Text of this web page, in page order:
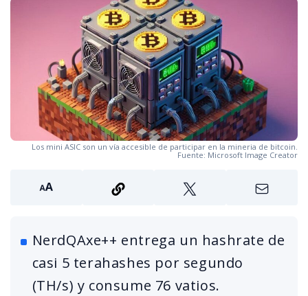
Los mini ASIC son un vía accesible de participar en la mineria de bitcoin.
Fuente: Microsoft Image Creator
NerdQAxe++ entrega un hashrate de
casi 5 terahashes por segundo
(TH/s) y consume 76 vatios.